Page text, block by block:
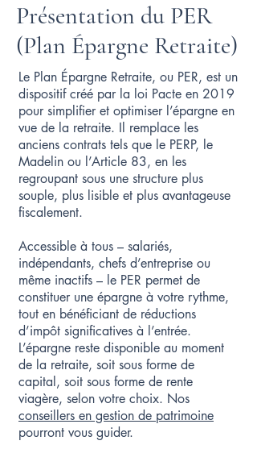
Présentation du PER
(Plan Épargne Retraite)
Le Plan Épargne Retraite, ou PER, est un
dispositif créé par la loi Pacte en 2019
pour simplifier et optimiser l’épargne en
vue de la retraite. Il remplace les
anciens contrats tels que le PERP, le
Madelin ou l’Article 83, en les
regroupant sous une structure plus
souple, plus lisible et plus avantageuse
fiscalement.
Accessible à tous – salariés,
indépendants, chefs d’entreprise ou
même inactifs – le PER permet de
constituer une épargne à votre rythme,
tout en bénéficiant de réductions
d’impôt significatives à l’entrée.
L’épargne reste disponible au moment
de la retraite, soit sous forme de
capital, soit sous forme de rente
viagère, selon votre choix. Nos
conseillers en gestion de patrimoine
pourront vous guider.​​